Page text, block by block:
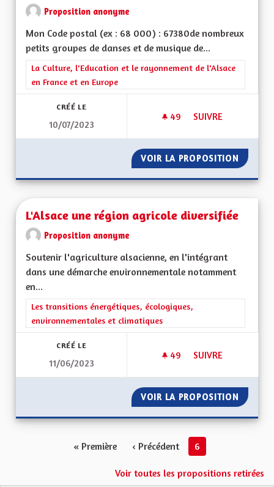
Proposition anonyme
Mon Code postal (ex : 68 000) : 67380de nombreux
petits groupes de danses et de musique de...
Filtrer les résultats de la catégorie : La Culture, l'Education et
La Culture, l'Education et le rayonnement de l'Alsace
en France et en Europe
CRÉÉ LE
10/07/2023
49 49 ABONNÉS
SUIVRE
VOIR LA PROPOSITION NE
L'Alsace une région agricole diversifiée
Proposition anonyme
Soutenir l'agriculture alsacienne, en l'intégrant
dans une démarche environnementale notamment
en...
Filtrer les résultats de la catégorie : Les transitions
Les transitions énergétiques, écologiques,
environnementales et climatiques
CRÉÉ LE
11/06/2023
49 49 ABONNÉS
SUIVRE
VOIR LA PROPOSITION
« Première ‹ Précédent 6
Voir toutes les propositions retirées